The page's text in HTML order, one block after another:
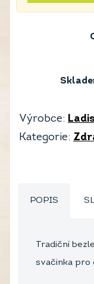
Výrobce:
Kategorie:
POPIS
Tradiční
svačinka pro